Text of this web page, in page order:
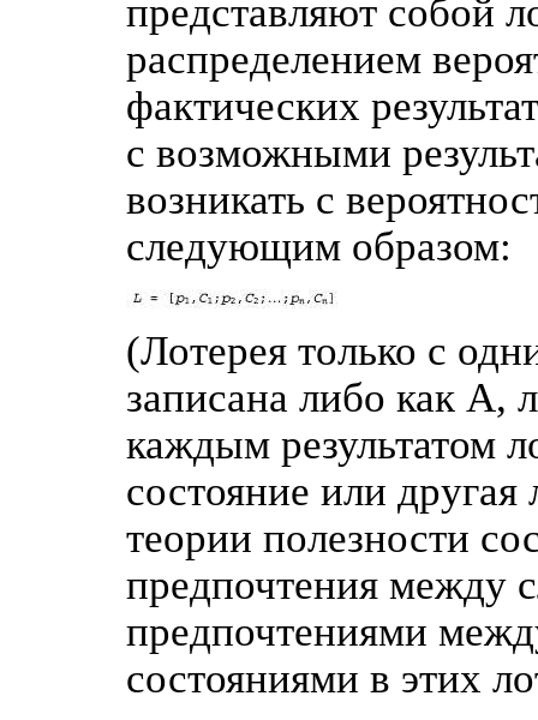
представляют собой
распределением
фактических
с возможными
возникать с
следующим образом:
(Лотерея только с
записана либо как А,
каждым результатом
состояние или
теории полезности
предпочтения между
предпочтениями
состояниями в этих